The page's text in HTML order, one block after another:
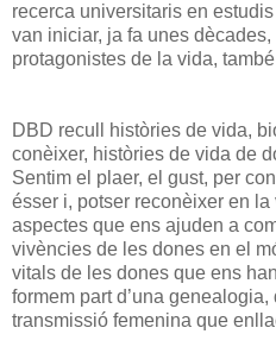
recerca universitaris en
van iniciar, ja fa unes
protagonistes de la vida,
DBD recull històries de vida,
conèixer, històries de vida de
Sentim el plaer, el gust, per
ésser i, potser reconèixer en la
aspectes que ens ajuden a
vivències de les dones en el
vitals de les dones que ens
formem part d’una
transmissió femenina que